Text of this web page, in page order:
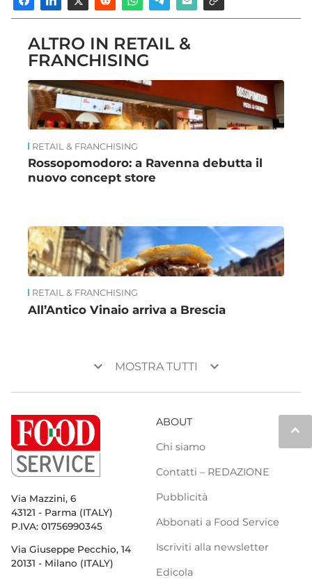
ALTRO IN RETAIL &
FRANCHISING
RETAIL & FRANCHISING
Rossopomodoro: a Ravenna debutta il
nuovo concept store
RETAIL & FRANCHISING
All’Antico Vinaio arriva a Brescia
keyboard_arrow_down MOSTRA TUTTI keyboard_arrow_down
keyboard_arrow_up
Via Mazzini, 6
43121 - Parma (ITALY)
P.IVA: 01756990345
Via Giuseppe Pecchio, 14
20131 - Milano (ITALY)
ABOUT
Chi siamo
Contatti – REDAZIONE
Pubblicità
Abbonati a Food Service
Iscriviti alla newsletter
Edicola